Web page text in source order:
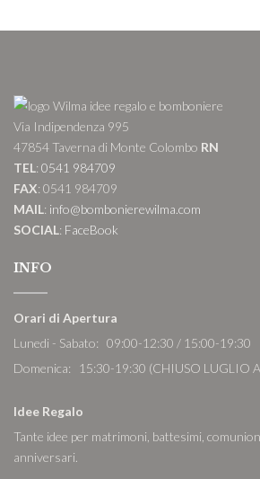
Via Indipendenza 995
47854 Taverna di Monte Colombo RN
TEL: 0541 984709
FAX: 0541 984709
MAIL: info@bombonierewilma.com
SOCIAL: FaceBook
INFO
Orari di Apertura
Lunedi - Sabato: 09:00-12:30 / 15:00-19:30
Domenica: 15:30-19:30 (CHIUSO LUGLIO
Idee Regalo
Tante idee per matrimoni, battesimi,
anniversari.